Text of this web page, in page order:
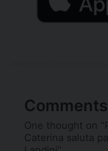
Comments
One thought on “
Caterina saluta